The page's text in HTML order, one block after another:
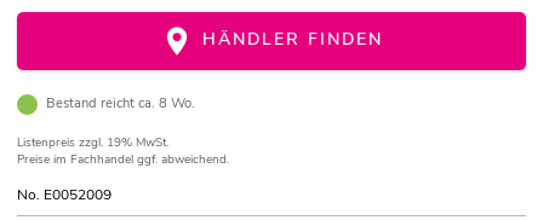
HÄNDLER FINDEN
Bestand reicht ca. 8 Wo.
Listenpreis zzgl. 19% MwSt.
Preise im Fachhandel ggf. abweichend.
No. E0052009